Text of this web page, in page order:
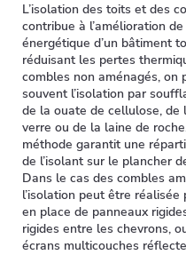
L’isolation des toits et des
contribue à l’amélioration de
énergétique d’un bâtiment
réduisant les pertes
combles non aménagés, on
souvent l’isolation par
de la ouate de cellulose, de
verre ou de la laine de
méthode garantit une
de l’isolant sur le plancher
Dans le cas des combles
l’isolation peut être réalisée
en place de panneaux
rigides entre les chevrons,
écrans multicouches